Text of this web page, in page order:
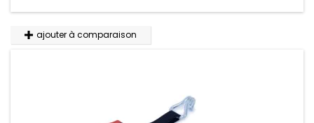
ajouter à comparaison